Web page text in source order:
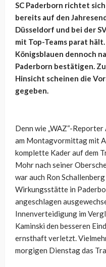
SC Paderborn richtet
bereits auf den
Düsseldorf und bei der
mit Top-Teams parat
Königsblauen dennoch
Paderborn bestätigen.
Hinsicht scheinen die
gegeben.
Denn wie „WAZ“-
am Montagvormittag mit
komplette Kader auf dem
Mohr nach seiner
war auch Ron
Wirkungsstätte in
angeschlagen
Innenverteidigung im
Kaminski den besseren
ernsthaft verletzt.
morgigen Dienstag das